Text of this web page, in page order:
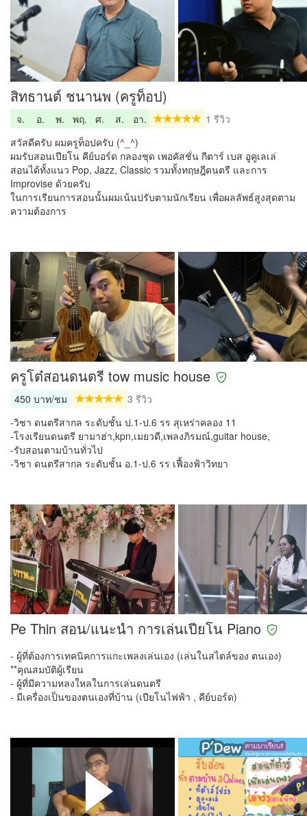
สิทธานต์ ชนานพ (ครูท็อป)
จ. อ. พ. พฤ. ศ. ส. อา.
1 รีวิว
สวัสดีครับ ผมครูท็อปครับ (^_^)
ผมรับสอนเปียโน คีย์บอร์ด กลองชุด เพอคัสชั่น กีตาร์ เบส อูคูเลเล่
สอนได้ทั้งแนว Pop, Jazz, Classic รวมทั้งทฤษฎีดนตรี และการ
Improvise ด้วยครับ
ในการเรียนการสอนนั้นผมเน้นปรับตามนักเรียน เพื่อผลลัพธ์สูงสุดตาม
ความต้องการ
ครูโต๋สอนดนตรี tow music house
450 บาท/ชม
3 รีวิว
-วิชา ดนตรีสากล ระดับชั้น ป.1-ป.6 รร สุเหร่าคลอง 11
-โรงเรียนดนตรี ยามาฮ่า,kpn,เมยวดี,เพลงภิรมณ์,guitar house,
-รับสอนตามบ้านทั่วไป
-วิชา ดนตรีสากล ระดับชั้น อ.1-ป.6 รร เฟื้องฟ้าวิทยา
Pe Thin สอน/แนะนำ การเล่นเปียโน Piano
- ผู้ที่ต้องการเทคนิคการแกะเพลงเล่นเอง (เล่นในสไตล์ของ ตนเอง)
**คุณสมบัติผู้เรียน
- ผู้ที่มีความหลงใหลในการเล่นดนตรี
- มีเครื่องเป็นของตนเองที่บ้าน (เปียโนไฟฟ้า , คีย์บอร์ด)